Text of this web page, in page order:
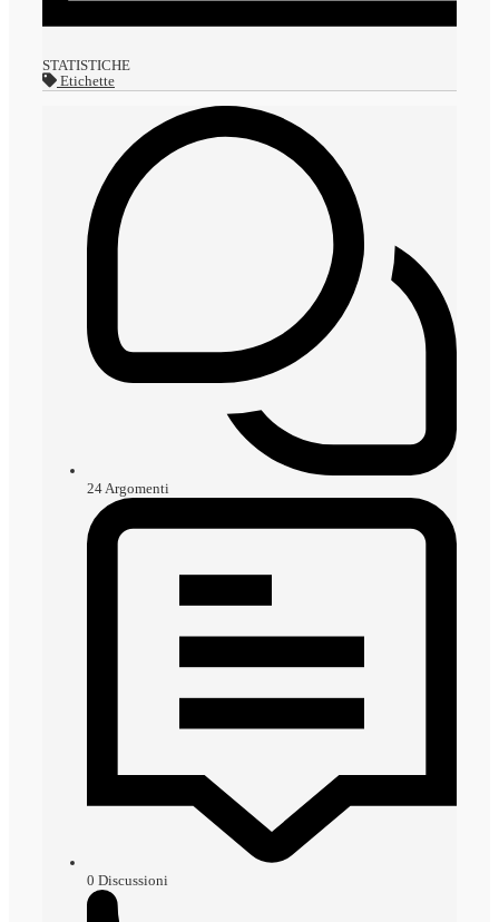
STATISTICHE
Etichette
24Argomenti
0 Discussioni